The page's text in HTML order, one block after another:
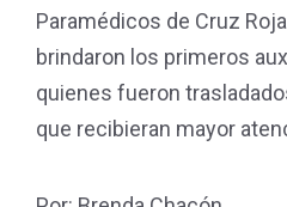
Paramédicos de Cruz
brindaron los primeros
quienes fueron
que recibieran mayor